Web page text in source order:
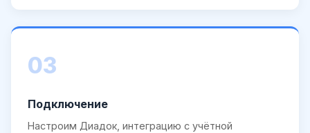
03
Подключение
Настроим Диадок, интеграцию с учётной